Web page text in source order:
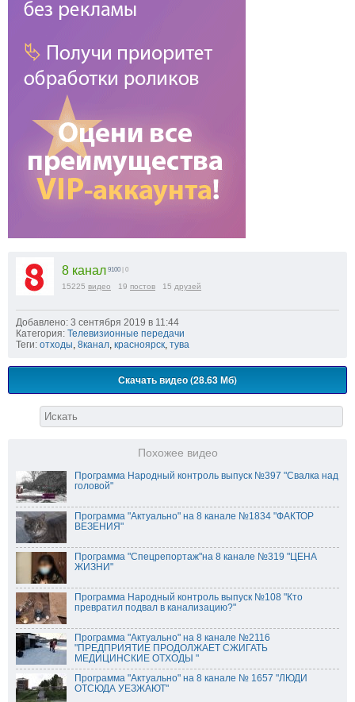
8 канал 9100 | 0
15225 видео 19 постов 15 друзей
Добавлено: 3 сентября 2019 в 11:44
Категория: Телевизионные передачи
Теги: отходы, 8канал, красноярск, тува
Скачать видео (28.63 Мб)
Похожее видео
Программа Народный контроль выпуск №397 "Свалка над
головой"
Программа "Актуально" на 8 канале №1834 "ФАКТОР
ВЕЗЕНИЯ"
Программа "Спецрепортаж"на 8 канале №319 "ЦЕНА
ЖИЗНИ"
Программа Народный контроль выпуск №108 "Кто
превратил подвал в канализацию?"
Программа "Актуально" на 8 канале №2116
"ПРЕДПРИЯТИЕ ПРОДОЛЖАЕТ СЖИГАТЬ
МЕДИЦИНСКИЕ ОТХОДЫ "
Программа "Актуально" на 8 канале № 1657 "ЛЮДИ
ОТСЮДА УЕЗЖАЮТ"